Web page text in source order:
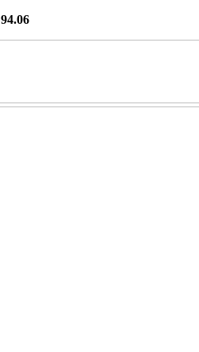
94.06